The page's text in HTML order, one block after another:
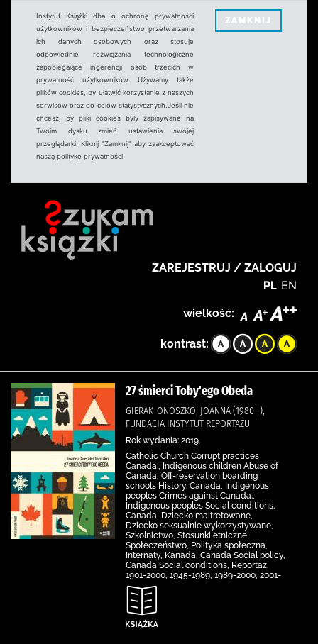
Instytut Książki dba o ochronę prywatności
użytkowników i bezpieczeństwo przetwarzania
ich danych osobowych oraz stosuje
odpowiednie rozwiązania technologiczne
zapobiegające ingerencji osób trzecich w
prywatność użytkowników. Używamy także
plików cookies, by ułatwić korzystanie z naszych
serwisów oraz do celów statystycznych.Jeśli nie
chcesz, by pliki cookies były zapisywane na
Twoim dysku zmień ustawienia swojej
przeglądarki. Kliknij "Zamknij" aby zaakceptować
naszą politykę prywatności.
ZAMKNIJ
ZAREJESTRUJ / ZALOGUJ
PL EN
wielkość:
kontrast:
27 śmierci Toby'ego Obeda
GIERAK-ONOSZKO, JOANNA (1980- ),
FUNDACJA INSTYTUT REPORTAŻU
Rok wydania: 2019.
Catholic Church Corrupt practices
Canada., Indigenous children Abuse of
Canada, Off-reservation boarding
schools History. Canada, Indigenous
peoples Crimes against Canada.,
Indigenous peoples Social conditions.
Canada, Dziecko maltretowane,
Dziecko seksualnie wykorzystywane,
Szkolnictwo, Stosunki etniczne,
Społeczeństwo, Polityka społeczna,
Internaty, Kanada, Canada Social policy,
Canada Social conditions, Reportaż,
1901-2000, 1945-1989, 1989-2000, 2001-